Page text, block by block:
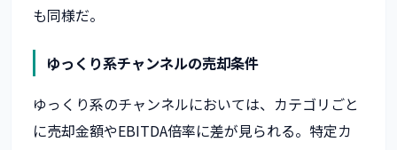
も同様だ。
ゆっくり系チャンネルの売却条件
ゆっくり系のチャンネルにおいては、カテゴリごと
に売却金額やEBITDA倍率に差が見られる。特定カ